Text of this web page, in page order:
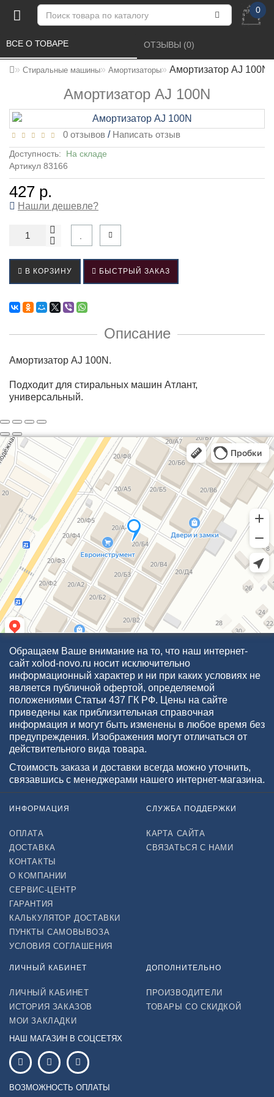
0
Стиральные машины Амортизаторы Амортизатор AJ 100N
Амортизатор AJ 100N
ВСЕ О ТОВАРЕ ОТЗЫВЫ (0)
0 отзывов / Написать отзыв
Доступность: На складе
Артикул 83166
427 р.
Нашли дешевле?
В КОРЗИНУ БЫСТРЫЙ ЗАКАЗ
Описание
Амортизатор AJ 100N.
Подходит для стиральных машин Атлант,
универсальный.
Обращаем Ваше внимание на то, что наш интернет-
сайт xolod-novo.ru носит исключительно
информационный характер и ни при каких условиях не
является публичной офертой, определяемой
положениями Статьи 437 ГК РФ. Цены на сайте
приведены как приблизительная справочная
информация и могут быть изменены в любое время без
предупреждения. Изображения могут отличаться от
действительного вида товара.
Стоимость заказа и доставки всегда можно уточнить,
связавшись с менеджерами нашего интернет-магазина.
ИНФОРМАЦИЯ
ОПЛАТА
ДОСТАВКА
КОНТАКТЫ
О КОМПАНИИ
СЕРВИС-ЦЕНТР
ГАРАНТИЯ
КАЛЬКУЛЯТОР ДОСТАВКИ
ПУНКТЫ САМОВЫВОЗА
УСЛОВИЯ СОГЛАШЕНИЯ
СЛУЖБА ПОДДЕРЖКИ
КАРТА САЙТА
СВЯЗАТЬСЯ С НАМИ
ЛИЧНЫЙ КАБИНЕТ
ЛИЧНЫЙ КАБИНЕТ
ИСТОРИЯ ЗАКАЗОВ
МОИ ЗАКЛАДКИ
ДОПОЛНИТЕЛЬНО
ПРОИЗВОДИТЕЛИ
ТОВАРЫ СО СКИДКОЙ
НАШ МАГАЗИН В СОЦСЕТЯХ
ВОЗМОЖНОСТЬ ОПЛАТЫ